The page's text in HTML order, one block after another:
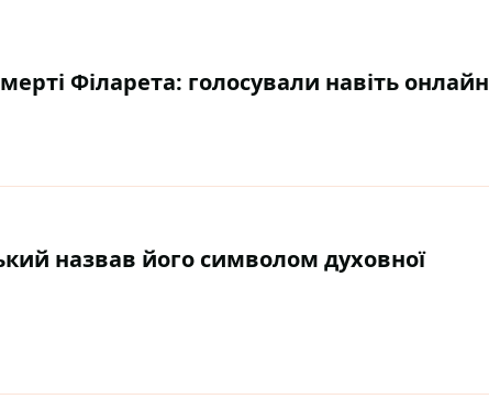
Філарета: голосували навіть онлайн
назвав його символом духовної